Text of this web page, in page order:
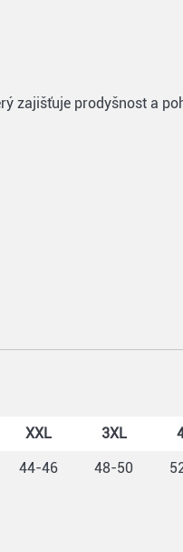
zajišťuje prodyšnost a
XXL 3XL
44-46 48-50